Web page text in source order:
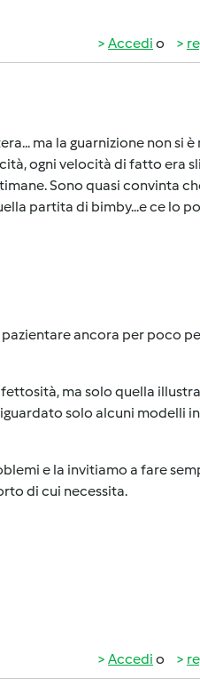
Accedi o
ma la guarnizione non si è
ogni velocità di fatto era
Sono quasi convinta
partita di bimby...e ce lo
pazientare ancora per poco
ma solo quella
solo alcuni modelli
e la invitiamo a fare
di cui necessita.
Accedi o